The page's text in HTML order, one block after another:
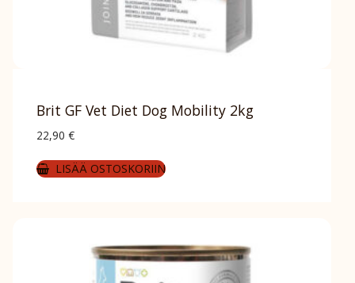
Brit GF Vet Diet Dog Mobility 2kg
22,90 €
LISÄÄ OSTOSKORIIN